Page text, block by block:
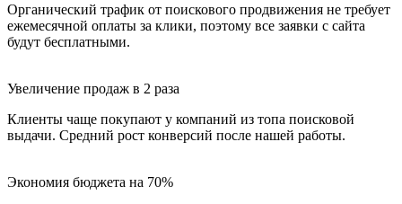
Органический трафик от поискового продвижения не требует
ежемесячной оплаты за клики, поэтому все заявки с сайта
будут бесплатными.
Увеличение продаж в 2 раза
Клиенты чаще покупают у компаний из топа поисковой
выдачи. Средний рост конверсий после нашей работы.
Экономия бюджета на 70%